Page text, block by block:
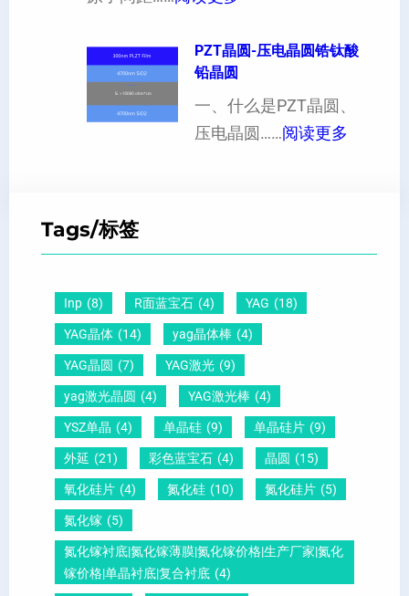
超
薄
硅
）
响
白
或
者
因
？
给
你
说
明
1
晶
向
晶
向
1
1
0
怎
？
PZT晶圆-压电晶圆锆钛酸
铅晶圆
一、什么是PZT晶圆、
压电晶圆……阅读更多
晶
Tags/标签
Inp (8) R面蓝宝石 (4) YAG (18)
YAG晶体 (14) yag晶体棒 (4)
YAG晶圆 (7) YAG激光 (9)
yag激光晶圆 (4) YAG激光棒 (4)
YSZ单晶 (4) 单晶硅 (9) 单晶硅片 (9)
外延 (21) 彩色蓝宝石 (4) 晶圆 (15)
氧化硅片 (4) 氮化硅 (10) 氮化硅片 (5)
氮化镓 (5)
氮化镓衬底|氮化镓薄膜|氮化镓价格|生产厂家|氮化
镓价格|单晶衬底|复合衬底 (4)